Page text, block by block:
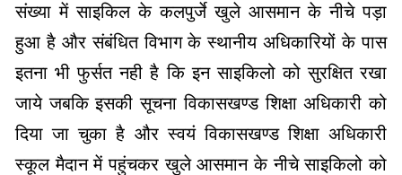
संख्या में साइकिल के कलपुर्जे खुले आसमान के नीचे पड़ा
हुआ है और संबंधित विभाग के स्थानीय अधिकारियों के पास
इतना भी फुर्सत नही है कि इन साइकिलो को सुरक्षित रखा
जाये जबकि इसकी सूचना विकासखण्ड शिक्षा अधिकारी को
दिया जा चुका है और स्वयं विकासखण्ड शिक्षा अधिकारी
स्कूल मैदान में पहुंचकर खुले आसमान के नीचे साइकिलो को